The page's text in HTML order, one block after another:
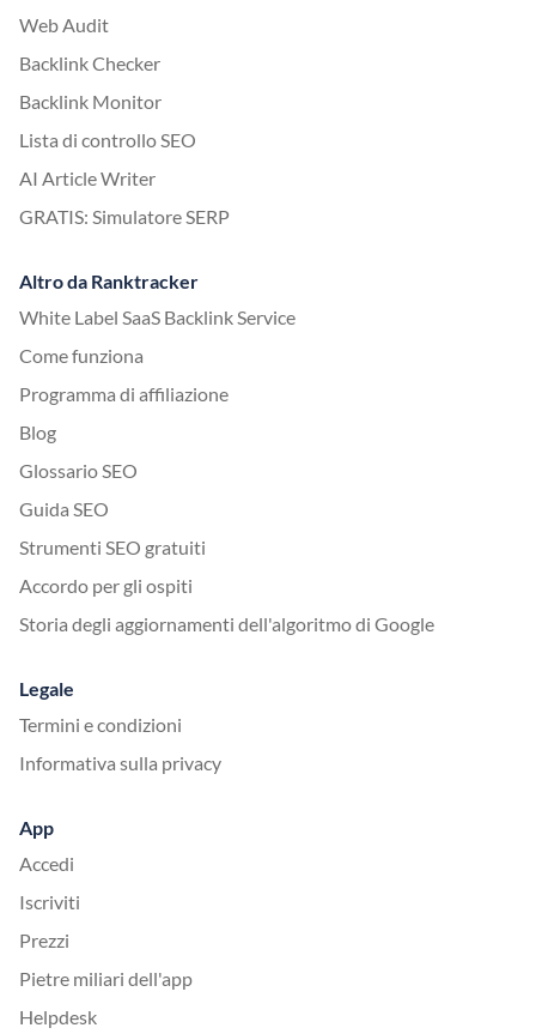
Web Audit
Backlink Checker
Backlink Monitor
Lista di controllo SEO
AI Article Writer
GRATIS: Simulatore SERP
Altro da Ranktracker
White Label SaaS Backlink Service
Come funziona
Programma di affiliazione
Blog
Glossario SEO
Guida SEO
Strumenti SEO gratuiti
Accordo per gli ospiti
Storia degli aggiornamenti dell'algoritmo di Google
Legale
Termini e condizioni
Informativa sulla privacy
App
Accedi
Iscriviti
Prezzi
Pietre miliari dell'app
Helpdesk